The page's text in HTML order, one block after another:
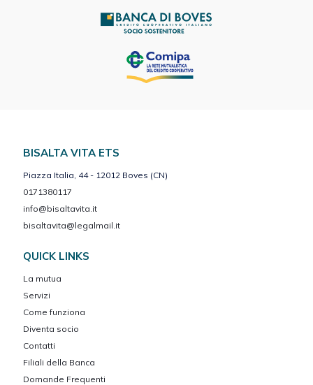
BISALTA VITA ETS
Piazza Italia, 44 - 12012 Boves (CN)
0171380117
info@bisaltavita.it
bisaltavita@legalmail.it
QUICK LINKS
La mutua
Servizi
Come funziona
Diventa socio
Contatti
Filiali della Banca
Domande Frequenti